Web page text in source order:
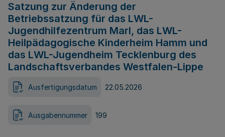
Satzung zur Änderung der
Betriebssatzung für das LWL-
Jugendhilfezentrum Marl, das LWL-
Heilpädagogische Kinderheim Hamm und
das LWL-Jugendheim Tecklenburg des
Landschaftsverbandes Westfalen-Lippe
Ausfertigungsdatum 22.05.2026
Ausgabennummer 199